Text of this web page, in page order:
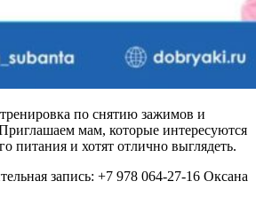
по снятию зажимов и
мам, которые интересуются
питания и хотят отлично выглядеть.
запись: +7 978 064-27-16 Оксана